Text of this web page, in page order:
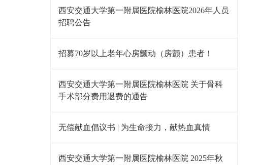
西安交通大学第一附属医院榆林医院2026年人员
招聘公告
招募70岁以上老年心房颤动（房颤）患者！
西安交通大学第一附属医院榆林医院 关于骨科
手术部分费用退费的通告
无偿献血倡议书 | 为生命接力，献热血真情
西安交通大学第一附属医院榆林医院 2025年秋